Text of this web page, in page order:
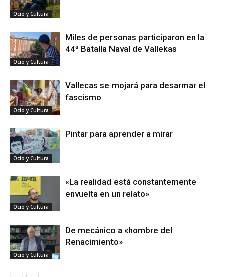
Ocio y Cultura
Ocio y Cultura
Miles de personas participaron en la
44ª Batalla Naval de Vallekas
Ocio y Cultura
Vallecas se mojará para desarmar el
fascismo
Ocio y Cultura
Pintar para aprender a mirar
Ocio y Cultura
«La realidad está constantemente
envuelta en un relato»
Ocio y Cultura
De mecánico a «hombre del
Renacimiento»